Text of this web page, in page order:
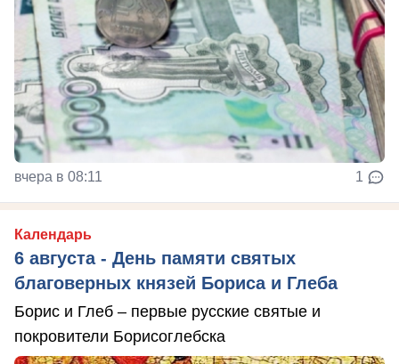
вчера в 08:11 1
Календарь
6 августа - День памяти святых
благоверных князей Бориса и Глеба
Борис и Глеб – первые русские святые и
покровители Борисоглебска